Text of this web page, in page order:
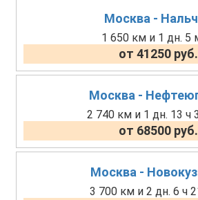
Москва -
1 650 км и 1 дн. 5
от 41250 руб.
Москва -
2 740 км и 1 дн. 13 ч
от 68500 руб.
Москва -
3 700 км и 2 дн. 6 ч